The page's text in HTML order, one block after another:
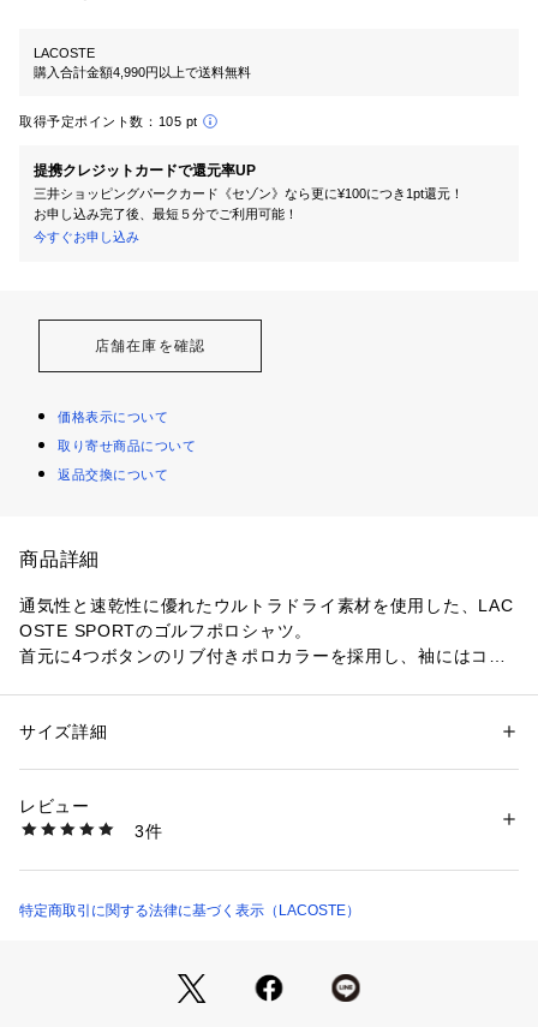
LACOSTE
購入合計金額4,990円以上で送料無料
取得予定ポイント数： 105 pt
提携クレジットカードで還元率UP
三井ショッピングパークカード《セゾン》なら更に¥100につき1pt還元！
お申し込み完了後、最短５分でご利用可能！
今すぐお申し込み
店舗在庫を確認
価格表示について
取り寄せ商品について
返品交換について
商品詳細
通気性と速乾性に優れたウルトラドライ素材を使用した、LAC
OSTE SPORTのゴルフポロシャツ。
首元に4つボタンのリブ付きポロカラーを採用し、袖にはコン
テールがポイントの機能的な1着です。
性別：レディース
素材：ホワイト×ネイビー、ネイビー、レッド、ブルー：本体：ポリエス
ピンク：ポリエステル94％　ポリウレタン6％
生産国：コロンビア
PF5179-10 （ショップ）
サイズ詳細
レビュー
3件
特定商取引に関する法律に基づく表示（LACOSTE）